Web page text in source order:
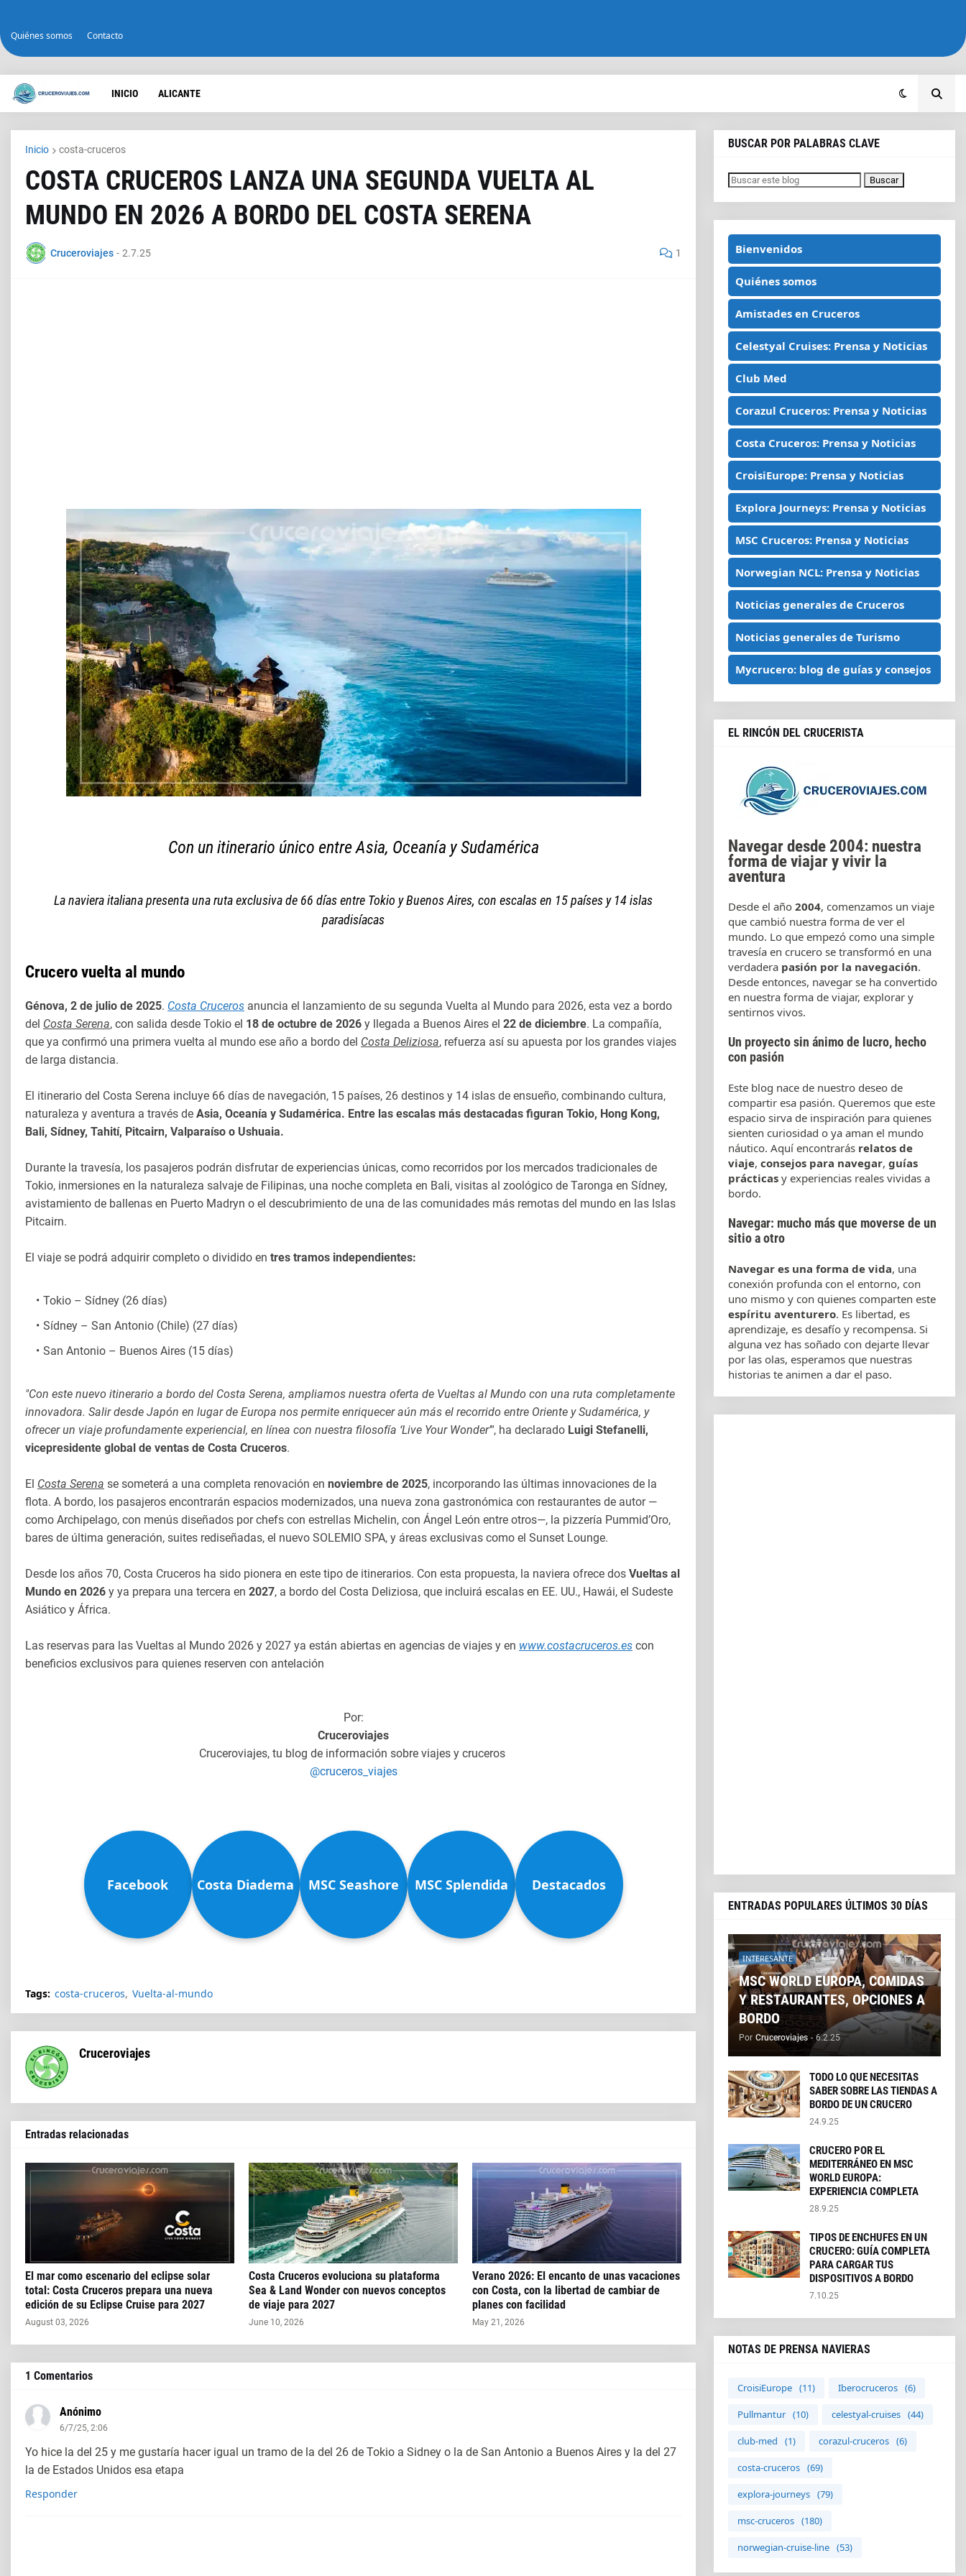
Quiénes somos Contacto
INICIO ALICANTE
Inicio costa-cruceros
COSTA CRUCEROS LANZA UNA SEGUNDA VUELTA AL
MUNDO EN 2026 A BORDO DEL COSTA SERENA
Cruceroviajes - 2.7.25 1
Con un itinerario único entre Asia, Oceanía y Sudamérica
La naviera italiana presenta una ruta exclusiva de 66 días entre Tokio y Buenos Aires, con escalas en 15 países y 14 islas
paradisíacas
Crucero vuelta al mundo
Génova, 2 de julio de 2025. Costa Cruceros anuncia el lanzamiento de su segunda Vuelta al Mundo para 2026, esta vez a bordo
del Costa Serena, con salida desde Tokio el 18 de octubre de 2026 y llegada a Buenos Aires el 22 de diciembre. La compañía,
que ya confirmó una primera vuelta al mundo ese año a bordo del Costa Deliziosa, refuerza así su apuesta por los grandes viajes
de larga distancia.
El itinerario del Costa Serena incluye 66 días de navegación, 15 países, 26 destinos y 14 islas de ensueño, combinando cultura,
naturaleza y aventura a través de Asia, Oceanía y Sudamérica. Entre las escalas más destacadas figuran Tokio, Hong Kong,
Bali, Sídney, Tahití, Pitcairn, Valparaíso o Ushuaia.
Durante la travesía, los pasajeros podrán disfrutar de experiencias únicas, como recorridos por los mercados tradicionales de
Tokio, inmersiones en la naturaleza salvaje de Filipinas, una noche completa en Bali, visitas al zoológico de Taronga en Sídney,
avistamiento de ballenas en Puerto Madryn o el descubrimiento de una de las comunidades más remotas del mundo en las Islas
Pitcairn.
El viaje se podrá adquirir completo o dividido en tres tramos independientes:
Tokio – Sídney (26 días)
Sídney – San Antonio (Chile) (27 días)
San Antonio – Buenos Aires (15 días)
"Con este nuevo itinerario a bordo del Costa Serena, ampliamos nuestra oferta de Vueltas al Mundo con una ruta completamente
innovadora. Salir desde Japón en lugar de Europa nos permite enriquecer aún más el recorrido entre Oriente y Sudamérica, y
ofrecer un viaje profundamente experiencial, en línea con nuestra filosofía ‘Live Your Wonder’", ha declarado Luigi Stefanelli,
vicepresidente global de ventas de Costa Cruceros.
El Costa Serena se someterá a una completa renovación en noviembre de 2025, incorporando las últimas innovaciones de la
flota. A bordo, los pasajeros encontrarán espacios modernizados, una nueva zona gastronómica con restaurantes de autor —
como Archipelago, con menús diseñados por chefs con estrellas Michelin, con Ángel León entre otros—, la pizzería Pummid’Oro,
bares de última generación, suites rediseñadas, el nuevo SOLEMIO SPA, y áreas exclusivas como el Sunset Lounge.
Desde los años 70, Costa Cruceros ha sido pionera en este tipo de itinerarios. Con esta propuesta, la naviera ofrece dos Vueltas al
Mundo en 2026 y ya prepara una tercera en 2027, a bordo del Costa Deliziosa, que incluirá escalas en EE. UU., Hawái, el Sudeste
Asiático y África.
Las reservas para las Vueltas al Mundo 2026 y 2027 ya están abiertas en agencias de viajes y en www.costacruceros.es con
beneficios exclusivos para quienes reserven con antelación
Por:
Cruceroviajes
Cruceroviajes, tu blog de información sobre viajes y cruceros
@cruceros_viajes
Facebook Costa Diadema MSC Seashore MSC Splendida Destacados
Tags: costa-cruceros Vuelta-al-mundo
Cruceroviajes
Entradas relacionadas
El mar como escenario del eclipse solar
total: Costa Cruceros prepara una nueva
edición de su Eclipse Cruise para 2027
August 03, 2026
Costa Cruceros evoluciona su plataforma
Sea & Land Wonder con nuevos conceptos
de viaje para 2027
June 10, 2026
Verano 2026: El encanto de unas vacaciones
con Costa, con la libertad de cambiar de
planes con facilidad
May 21, 2026
1 Comentarios
Anónimo
6/7/25, 2:06
Yo hice la del 25 y me gustaría hacer igual un tramo de la del 26 de Tokio a Sidney o la de San Antonio a Buenos Aires y la del 27
la de Estados Unidos esa etapa
Responder
BUSCAR POR PALABRAS CLAVE
Bienvenidos
Quiénes somos
Amistades en Cruceros
Celestyal Cruises: Prensa y Noticias
Club Med
Corazul Cruceros: Prensa y Noticias
Costa Cruceros: Prensa y Noticias
CroisiEurope: Prensa y Noticias
Explora Journeys: Prensa y Noticias
MSC Cruceros: Prensa y Noticias
Norwegian NCL: Prensa y Noticias
Noticias generales de Cruceros
Noticias generales de Turismo
Mycrucero: blog de guías y consejos
EL RINCÓN DEL CRUCERISTA
Navegar desde 2004: nuestra
forma de viajar y vivir la
aventura
Desde el año 2004, comenzamos un viaje
que cambió nuestra forma de ver el
mundo. Lo que empezó como una simple
travesía en crucero se transformó en una
verdadera pasión por la navegación.
Desde entonces, navegar se ha convertido
en nuestra forma de viajar, explorar y
sentirnos vivos.
Un proyecto sin ánimo de lucro, hecho
con pasión
Este blog nace de nuestro deseo de
compartir esa pasión. Queremos que este
espacio sirva de inspiración para quienes
sienten curiosidad o ya aman el mundo
náutico. Aquí encontrarás relatos de
viaje, consejos para navegar, guías
prácticas y experiencias reales vividas a
bordo.
Navegar: mucho más que moverse de un
sitio a otro
Navegar es una forma de vida, una
conexión profunda con el entorno, con
uno mismo y con quienes comparten este
espíritu aventurero. Es libertad, es
aprendizaje, es desafío y recompensa. Si
alguna vez has soñado con dejarte llevar
por las olas, esperamos que nuestras
historias te animen a dar el paso.
ENTRADAS POPULARES ÚLTIMOS 30 DÍAS
INTERESANTE
MSC WORLD EUROPA, COMIDAS
Y RESTAURANTES, OPCIONES A
BORDO
Por Cruceroviajes - 6.2.25
TODO LO QUE NECESITAS
SABER SOBRE LAS TIENDAS A
BORDO DE UN CRUCERO
24.9.25
CRUCERO POR EL
MEDITERRÁNEO EN MSC
WORLD EUROPA:
EXPERIENCIA COMPLETA
28.9.25
TIPOS DE ENCHUFES EN UN
CRUCERO: GUÍA COMPLETA
PARA CARGAR TUS
DISPOSITIVOS A BORDO
7.10.25
NOTAS DE PRENSA NAVIERAS
CroisiEurope (11) Iberocruceros (6)
Pullmantur (10) celestyal-cruises (44)
club-med (1) corazul-cruceros (6)
costa-cruceros (69)
explora-journeys (79)
msc-cruceros (180)
norwegian-cruise-line (53)